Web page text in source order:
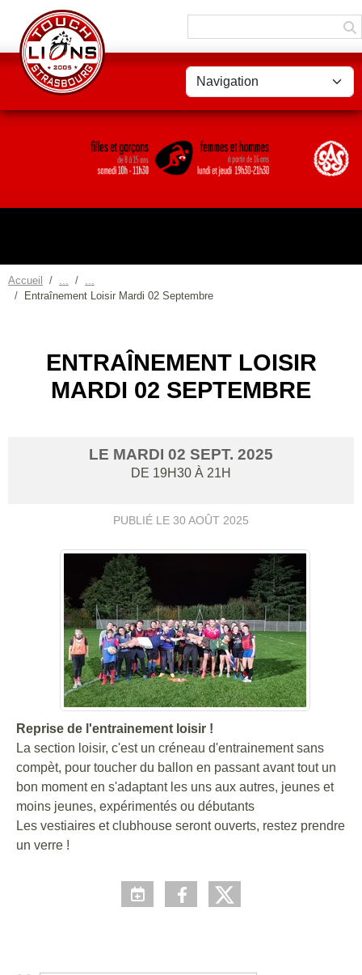
Accueil
Entraînement Loisir Mardi 02 Septembre
ENTRAÎNEMENT LOISIR
MARDI 02 SEPTEMBRE
LE MARDI 02 SEPT. 2025
DE 19H30 À 21H
PUBLIÉ LE 30 AOÛT 2025
Reprise de l'entrainement loisir !
La section loisir, c'est un créneau d'entrainement sans
compèt, pour toucher du ballon en passant avant tout un
bon moment en s'adaptant les uns aux autres, jeunes et
moins jeunes, expérimentés ou débutants
Les vestiaires et clubhouse seront ouverts, restez prendre
un verre !
Panneau de gestion des cookies